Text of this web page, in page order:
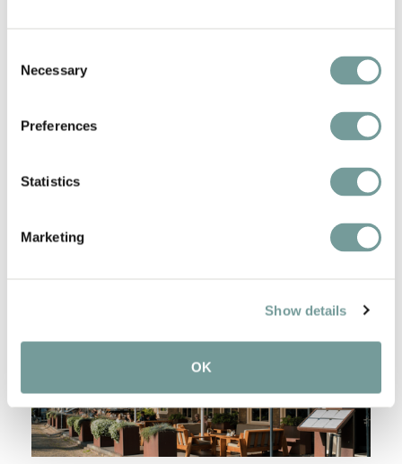
Selection
Necessary
Preferences
Statistics
Marketing
Show details
OK
voor detail ingericht. Naast het hotel, zijn er suites in
voormalig boerderij. Het restaurant serveert
wijnkaart. Op zonnige dagen stroomt het
bekroonde terras al snel vol. Het strand van Ballum
ligt op 15 minuten wandelen. Hotel Nobel is de
perfecte uitvalsbasis voor een bezoek aan dit